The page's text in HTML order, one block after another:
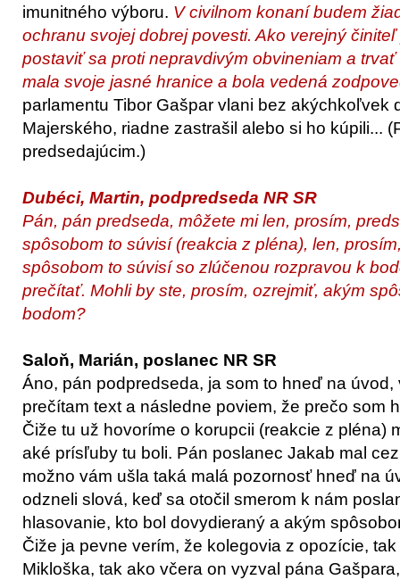
imunitného výboru. V civilnom konaní budem
ochranu svojej dobrej povesti. Ako verejný
postaviť sa proti nepravdivým obvineniam a
mala svoje jasné hranice a bola vedená
parlamentu Tibor Gašpar vlani bez akýchkoľvek
Majerského, riadne zastrašil alebo si ho kúpili...
predsedajúcim.)
Dubéci, Martin, podpredseda NR SR
Pán, pán predseda, môžete mi len, prosím,
spôsobom to súvisí (reakcia z pléna), len,
spôsobom to súvisí so zlúčenou rozpravou k
prečítať. Mohli by ste, prosím, ozrejmiť, akým
bodom?
Saloň, Marián, poslanec NR SR
Áno, pán podpredseda, ja som to hneď na
prečítam text a následne poviem, že prečo som
Čiže tu už hovoríme o korupcii (reakcie z pléna)
aké prísľuby tu boli. Pán poslanec Jakab mal
možno vám ušla taká malá pozornosť hneď na
odzneli slová, keď sa otočil smerom k nám
hlasovanie, kto bol dovydieraný a akým
Čiže ja pevne verím, že kolegovia z opozície,
Mikloška, tak ako včera on vyzval pána